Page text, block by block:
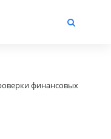
финансовых